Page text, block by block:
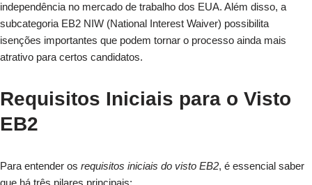
independência no mercado de trabalho dos EUA. Além disso, a
subcategoria EB2 NIW (National Interest Waiver) possibilita
isenções importantes que podem tornar o processo ainda mais
atrativo para certos candidatos.
Requisitos Iniciais para o Visto
EB2
Para entender os requisitos iniciais do visto EB2, é essencial saber
que há três pilares principais: